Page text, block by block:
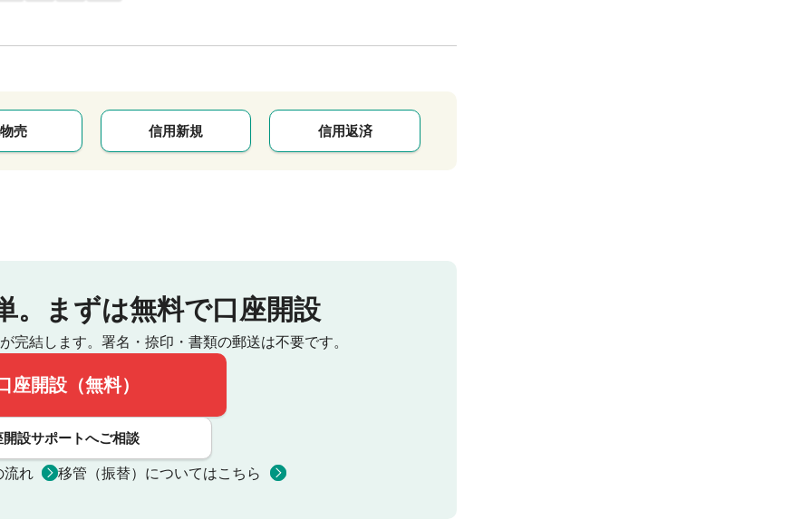
売 信用新規 信用返済
まずは無料で口座開設
完結します。 署名・捺印・書類の郵送は不要です。
座開設（無料）
開設サポートへご相談
流れ 移管（振替）についてはこちら